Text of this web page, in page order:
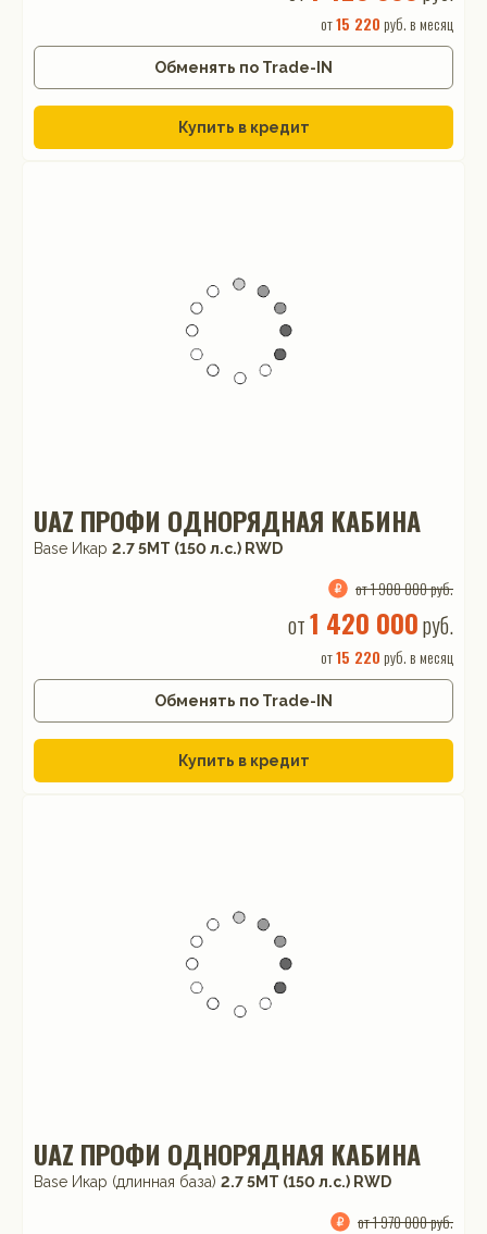
от15 220 руб. в месяц
Обменять по Trade-IN
Купить в кредит
UAZ ПРОФИ ОДНОРЯДНАЯ КАБИНА
Base Икар 2.7 5MT (150 л.с.) RWD
от 1 900 000 руб.
от1 420 000руб.
от15 220 руб. в месяц
Обменять по Trade-IN
Купить в кредит
UAZ ПРОФИ ОДНОРЯДНАЯ КАБИНА
Base Икар (длинная база) 2.7 5MT (150 л.с.) RWD
от 1 970 000 руб.